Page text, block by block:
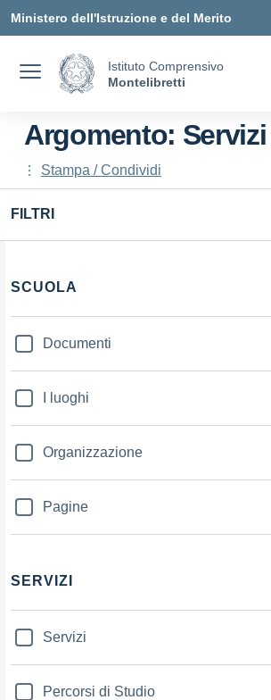
Ministero dell'Istruzione e del Merito
Istituto Comprensivo
Montelibretti
Argomento: Servizi
Stampa / Condividi
FILTRI
SCUOLA
Documenti
I luoghi
Organizzazione
Pagine
SERVIZI
Servizi
Percorsi di Studio